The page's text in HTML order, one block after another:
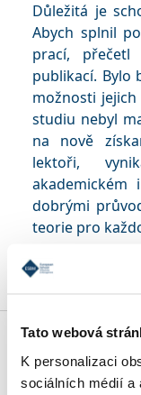
Tato webová
K personalizaci
sociálních médií a
Důležitá je
Abych splnil
prací,
publikací. Bylo
možnosti jejich
studiu nebyl
na nově
lektoři,
dobrými
teorie pro